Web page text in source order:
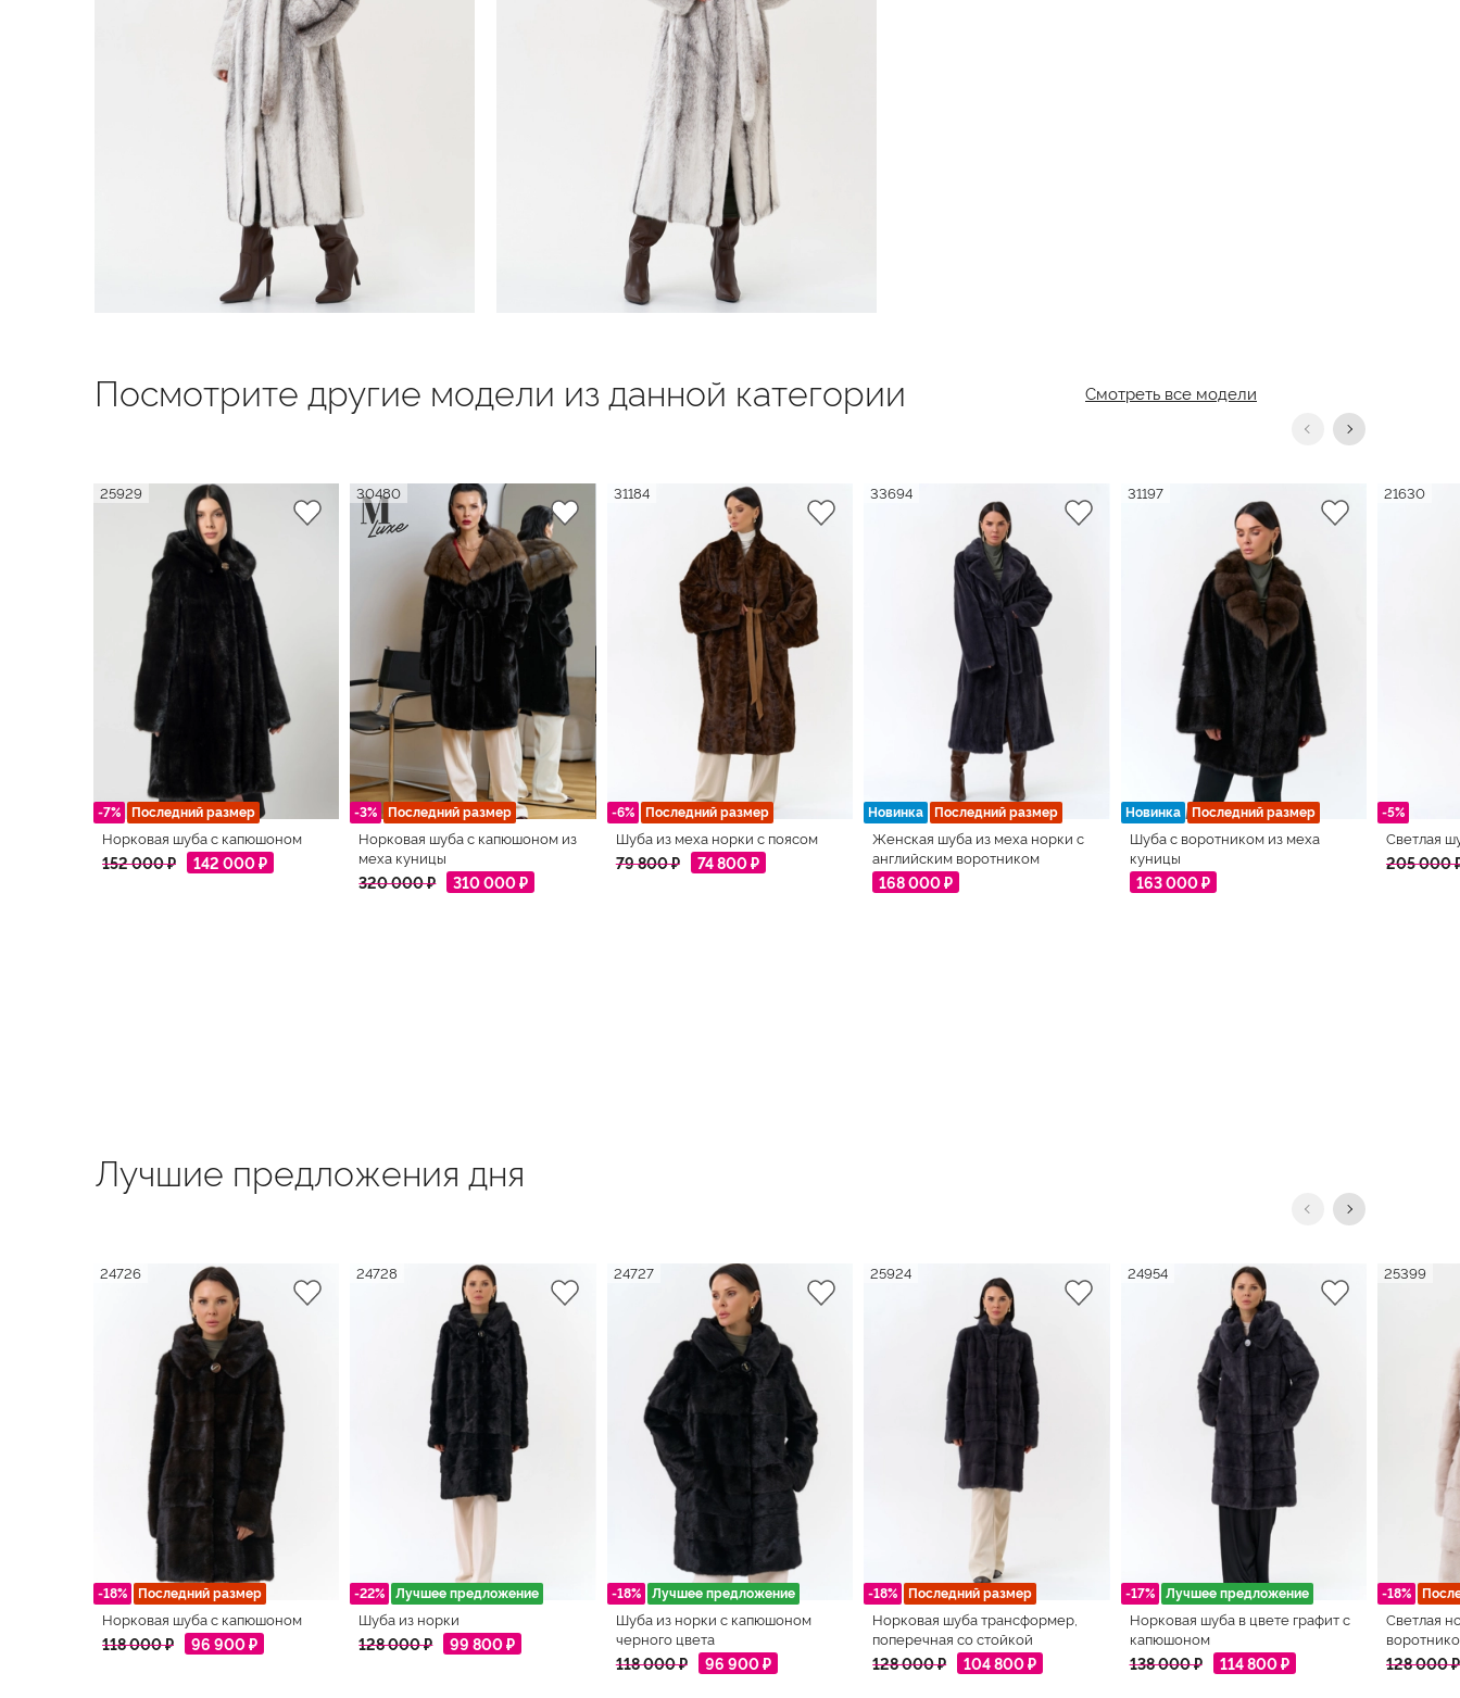
Посмотрите другие модели из данной категории Смотреть все модели
-7% Последний размер
25929
Норковая шуба с капюшоном
152 000 ₽ 142 000 ₽
-3% Последний размер
30480
Норковая шуба с капюшоном из
меха куницы
320 000 ₽ 310 000 ₽
-6% Последний размер
31184
Шуба из меха норки с поясом
79 800 ₽ 74 800 ₽
Новинка Последний размер
33694
Женская шуба из меха норки с
английским воротником
168 000 ₽
Новинка Последний размер
31197
Шуба с воротником из меха
куницы
163 000 ₽
-5%
21630
Светлая
205 000
Лучшие предложения дня
-18% Последний размер
24726
Норковая шуба с капюшоном
118 000 ₽ 96 900 ₽
-22% Лучшее предложение
24728
Шуба из норки
128 000 ₽ 99 800 ₽
-18% Лучшее предложение
24727
Шуба из норки с капюшоном
черного цвета
118 000 ₽ 96 900 ₽
-18% Последний размер
25924
Норковая шуба трансформер,
поперечная со стойкой
128 000 ₽ 104 800 ₽
-17% Лучшее предложение
24954
Норковая шуба в цвете графит с
капюшоном
138 000 ₽ 114 800 ₽
-18%
25399
Светлая
128 000 ₽